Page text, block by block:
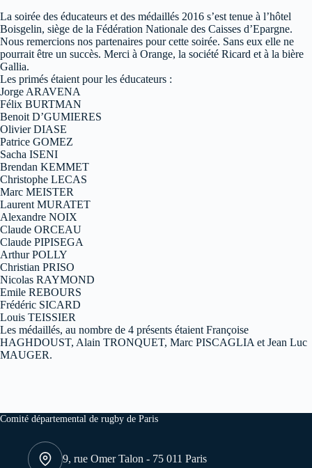
La soirée des éducateurs et des médaillés 2016 s’est tenue à l’hôtel
Boisgelin, siège de la Fédération Nationale des Caisses d’Epargne.
Nous remercions nos partenaires pour cette soirée. Sans eux elle ne
pourrait être un succès. Merci à Orange, la société Ricard et à la bière
Gallia.
Les primés étaient pour les éducateurs :
Jorge ARAVENA
Félix BURTMAN
Benoit D’GUMIERES
Olivier DIASE
Patrice GOMEZ
Sacha ISENI
Brendan KEMMET
Christophe LECAS
Marc MEISTER
Laurent MURATET
Alexandre NOIX
Claude ORCEAU
Claude PIPISEGA
Arthur POLLY
Christian PRISO
Nicolas RAYMOND
Emile REBOURS
Frédéric SICARD
Louis TEISSIER
Les médaillés, au nombre de 4 présents étaient Françoise
HAGHDOUST, Alain TRONQUET, Marc PISCAGLIA et Jean Luc
MAUGER.
Comité départemental de rugby de Paris
9, rue Omer Talon - 75 011 Paris